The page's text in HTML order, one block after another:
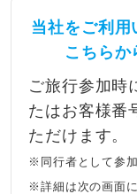
当社をご利用
こちらか
ご旅行参加時
たはお客様番
ただけます。
※同行者として参
※詳細は次の画面